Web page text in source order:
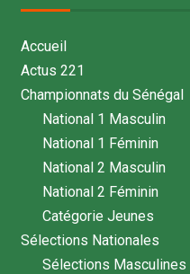
Accueil
Actus 221
Championnats du Sénégal
National 1 Masculin
National 1 Féminin
National 2 Masculin
National 2 Féminin
Catégorie Jeunes
Sélections Nationales
Sélections Masculines